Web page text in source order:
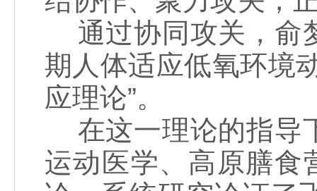
通过协同攻关，俞
期人体适应低氧环境
应理论”。
在这一理论的指导
运动医学、高原膳食